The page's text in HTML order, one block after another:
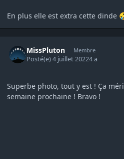
En plus elle est extra cette dinde
MissPluton Membre
Posté(e)4 juillet 20224 a
Superbe photo, tout y est ! Ça
semaine prochaine ! Bravo !